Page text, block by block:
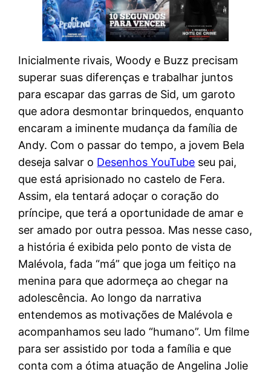
Inicialmente rivais, Woody e Buzz precisam
superar suas diferenças e trabalhar juntos
para escapar das garras de Sid, um garoto
que adora desmontar brinquedos, enquanto
encaram a iminente mudança da família de
Andy. Com o passar do tempo, a jovem Bela
deseja salvar o Desenhos YouTube seu pai,
que está aprisionado no castelo de Fera.
Assim, ela tentará adoçar o coração do
príncipe, que terá a oportunidade de amar e
ser amado por outra pessoa. Mas nesse caso,
a história é exibida pelo ponto de vista de
Malévola, fada “má” que joga um feitiço na
menina para que adormeça ao chegar na
adolescência. Ao longo da narrativa
entendemos as motivações de Malévola e
acompanhamos seu lado “humano”. Um filme
para ser assistido por toda a família e que
conta com a ótima atuação de Angelina Jolie